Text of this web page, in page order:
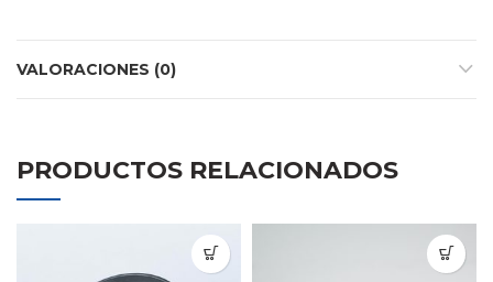
VALORACIONES (0)
PRODUCTOS RELACIONADOS